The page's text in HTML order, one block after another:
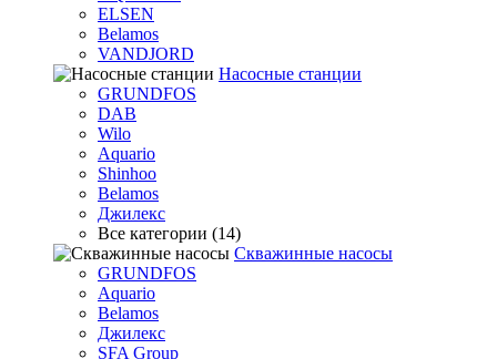
ELSEN
Belamos
VANDJORD
Насосные станции
GRUNDFOS
DAB
Wilo
Aquario
Shinhoo
Belamos
Джилекс
Все категории (14)
Скважинные насосы
GRUNDFOS
Aquario
Belamos
Джилекс
SFA Group